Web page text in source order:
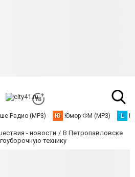
Радио (MP3) Ю Юмор ФМ (MP3) L
- новости
В Петропавловске
технику